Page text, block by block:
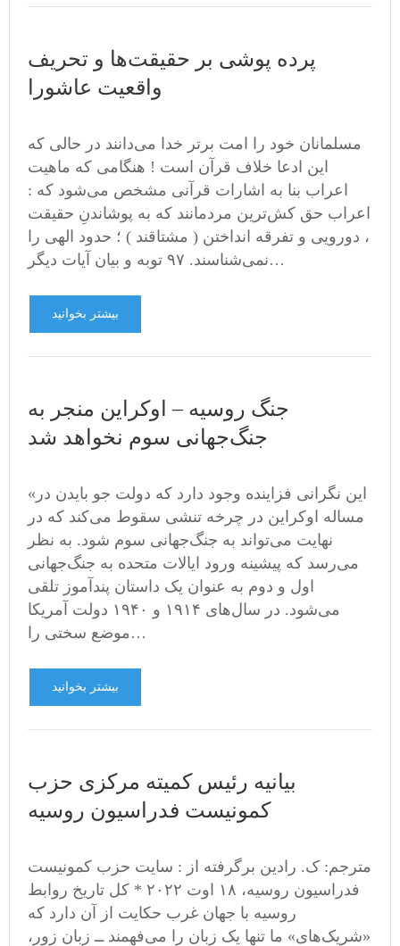
پرده پوشی بر حقیقت‌ها و تحریف
واقعیت عاشورا
مسلمانان خود را امت برتر خدا می‌دانند در حالی که
این ادعا خلاف قرآن است ! هنگامی که ماهیت
اعراب بنا به اشارات قرآنی مشخص می‌شود که :
اعراب حق کش‌ترین مردمانند که به پوشاندنِ حقیقت
، دورویی و تفرقه انداختن ( مشتاقند ) ؛ حدود الهی را
نمی‌شناسند. ۹۷ توبه و بیان آیات دیگر…
بیشتر بخوانید
جنگ روسیه – اوکراین منجر به
جنگ‌جهانی سوم نخواهد شد
«این نگرانی فزاینده‌ وجود دارد که دولت جو بایدن در
مساله اوکراین در چرخه تنشی سقوط می‌کند که در
نهایت می‌تواند به جنگ‌جهانی سوم شود. به نظر
می‌رسد که پیشینه ورود ایالات متحده به جنگ‌جهانی
اول و دوم به عنوان یک داستان پندآموز تلقی
می‌شود. در سال‌های ۱۹۱۴ و ۱۹۴۰ دولت آمریکا
موضع سختی را…
بیشتر بخوانید
بیانیه رئیس کمیته مرکزی حزب
کمونیست فدراسیون روسیه
مترجم: ک. رادین برگرفته از : سایت حزب کمونیست
فدراسیون روسیه، ۱۸ اوت ۲۰۲۲ * کل تاریخ روابط
روسیه با جهان غرب حکایت از آن دارد که
«شریک‌های» ما تنها یک زبان را می‌فهمند ــ زبان زور،